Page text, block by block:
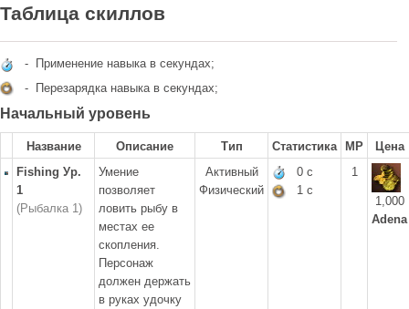
Таблица скиллов
- Применение навыка в секундах;
- Перезарядка навыка в секундах;
Начальный уровень
Название Описание Тип Статистика MP
Цена
Fishing Ур.
1
(Рыбалка 1)
Умение
позволяет
ловить рыбу в
местах ее
скопления.
Персонаж
должен держать
в руках удочку
Активный
Физический
0 с
1 с
1
1,000
Adena